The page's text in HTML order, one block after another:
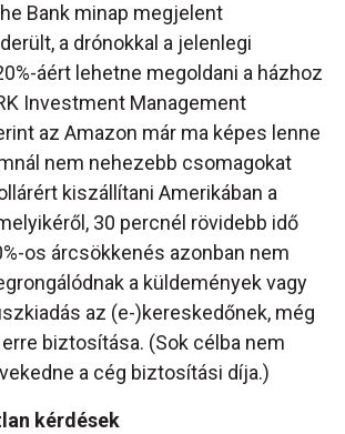
Bank minap megjelent
a drónokkal a jelenlegi
áért lehetne megoldani a házhoz
Investment Management
az Amazon már ma képes lenne
nem nehezebb csomagokat
kiszállítani Amerikában a
30 percnél rövidebb idő
os árcsökkenés azonban nem
a küldemények vagy
az (e-)kereskedőnek, még
erre biztosítása. (Sok célba nem
a cég biztosítási díja.)
kérdések